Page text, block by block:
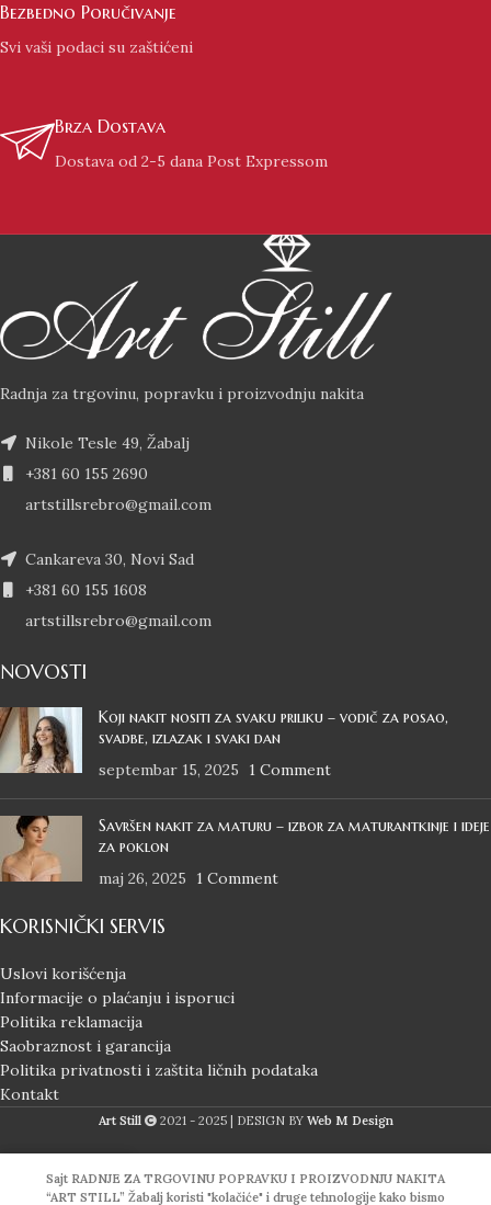
Bezbedno Poručivanje
Svi vaši podaci su zaštićeni
Brza Dostava
Dostava od 2-5 dana Post Expressom
Radnja za trgovinu, popravku i proizvodnju nakita
Nikole Tesle 49, Žabalj
+381 60 155 2690
artstillsrebro@gmail.com
Cankareva 30, Novi Sad
+381 60 155 1608
artstillsrebro@gmail.com
NOVOSTI
Koji nakit nositi za svaku priliku – vodič za posao,
svadbe, izlazak i svaki dan
septembar 15, 2025
1 Comment
Savršen nakit za maturu – izbor za maturantkinje i ideje
za poklon
maj 26, 2025
1 Comment
KORISNIČKI SERVIS
Uslovi korišćenja
Informacije o plaćanju i isporuci
Politika reklamacija
Saobraznost i garancija
Politika privatnosti i zaštita ličnih podataka
Kontakt
Art Still 2021 - 2025 | DESIGN BY Web M Design
Lista željaKorpaMoj Nalog
Sajt RADNJE ZA TRGOVINU POPRAVKU I PROIZVODNJU NAKITA
“ART STILL” Žabalj koristi "kolačiće" i druge tehnologije kako bismo